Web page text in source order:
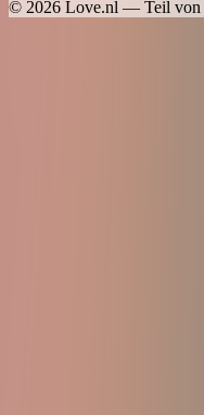
© 2026 Love.nl — Teil von